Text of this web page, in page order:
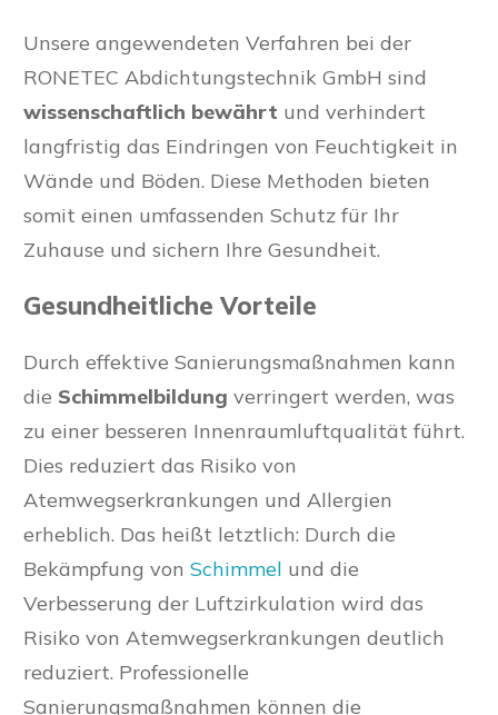
Unsere angewendeten Verfahren bei der
RONETEC Abdichtungstechnik GmbH sind
wissenschaftlich bewährt und verhindert
langfristig das Eindringen von Feuchtigkeit in
Wände und Böden. Diese Methoden bieten
somit einen umfassenden Schutz für Ihr
Zuhause und sichern Ihre Gesundheit.
Gesundheitliche Vorteile
Durch effektive Sanierungsmaßnahmen kann
die Schimmelbildung verringert werden, was
zu einer besseren Innenraumluftqualität führt.
Dies reduziert das Risiko von
Atemwegserkrankungen und Allergien
erheblich. Das heißt letztlich: Durch die
Bekämpfung von Schimmel und die
Verbesserung der Luftzirkulation wird das
Risiko von Atemwegserkrankungen deutlich
reduziert. Professionelle
Sanierungsmaßnahmen können die